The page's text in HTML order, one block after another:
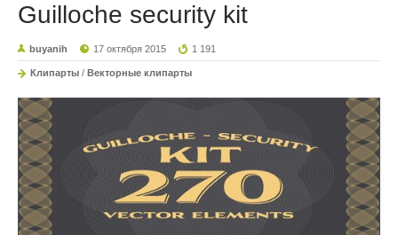
Guilloche security kit
buyanih 17 октября 2015 1 191
Клипарты / Векторные клипарты